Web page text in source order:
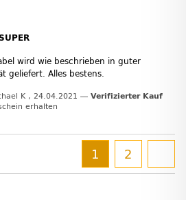
wird wie beschrieben in guter
geliefert. Alles bestens.
K , 24.04.2021
Verifizierter Kauf
erhalten
1 2